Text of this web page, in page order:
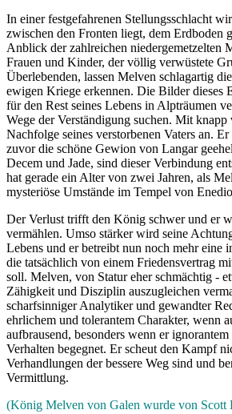
In einer festgefahrenen Stellungsschlacht
zwischen den Fronten liegt, dem Erdboden
Anblick der zahlreichen niedergemetzelten
Frauen und Kinder, der völlig verwüstete
Überlebenden, lassen Melven schlagartig
ewigen Kriege erkennen. Die Bilder dieses
für den Rest seines Lebens in Alpträumen
Wege der Verständigung suchen. Mit
Nachfolge seines verstorbenen Vaters an.
zuvor die schöne Gewion von Langar
Decem und Jade, sind dieser Verbindung
hat gerade ein Alter von zwei Jahren, als
mysteriöse Umstände im Tempel von
Der Verlust trifft den König schwer und er
vermählen. Umso stärker wird seine
Lebens und er betreibt nun noch mehr eine
die tatsächlich von einem Friedensvertrag
soll. Melven, von Statur eher schmächtig -
Zähigkeit und Disziplin auszugleichen
scharfsinniger Analytiker und gewandter
ehrlichem und tolerantem Charakter, wenn
aufbrausend, besonders wenn er
Verhalten begegnet. Er scheut den Kampf
Verhandlungen der bessere Weg sind und
Vermittlung.
(König Melven von Galen wurde von Scott